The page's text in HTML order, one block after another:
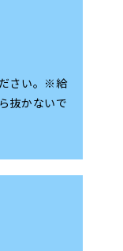
さい。※給
抜かないで